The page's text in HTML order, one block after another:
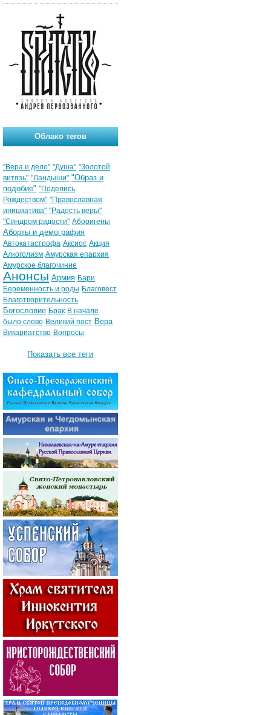
Облако тегов
"Вера и дело" "Душа" "Золотой
витязь" "Ландыши" "Образ и
подобие" "Поделись
Рождеством" "Православная
инициатива" "Радость веры"
"Синдром радости" Аборигены
Аборты и демография
Автокатастрофа Аксиос Акция
Алкоголизм Амурская епархия
Амурское благочиние
Анонсы Армия Бари
Беременность и роды Благовест
Благотворительность
Богословие Брак В начале
было слово Великий пост Вера
Викариатство Вопросы
Показать все теги